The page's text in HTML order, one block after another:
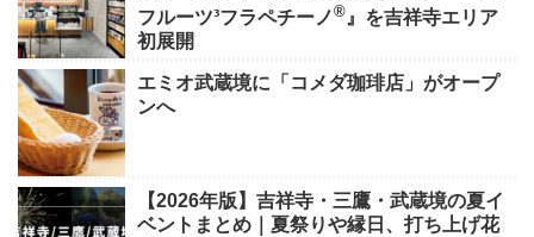
フルーツ³フラペチーノ®』を吉祥寺エリア
初展開
エミオ武蔵境に「コメダ珈琲店」がオープ
ンへ
【2026年版】吉祥寺・三鷹・武蔵境の夏イ
ベントまとめ｜夏祭りや縁日、打ち上げ花